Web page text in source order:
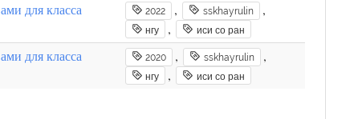
для класса
2022 , sskhayrulin ,
нгу , иси со ран
для класса
2020 , sskhayrulin ,
нгу , иси со ран